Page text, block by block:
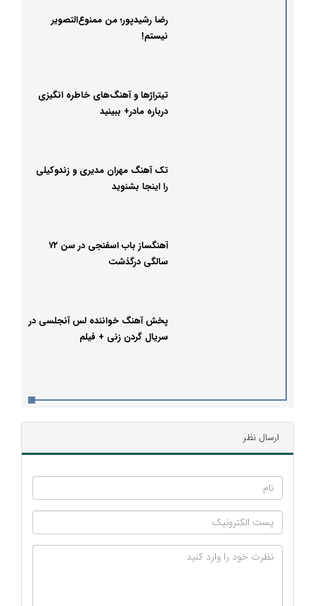
رضا رشیدپور؛ من ممنوع‌التصویر
نیستم!
تیتراژها و آهنگ‌های خاطره‌ انگیزی
درباره مادر+ ببینید
تک آهنگ مهران مدیری و زندوکیلی
را اینجا بشنوید
آهنگساز باب اسفنجی در سن ۷۲
سالگی درگذشت
پخش آهنگ خواننده لس آنجلسی در
سریال گردن زنی + فیلم
ارسال نظر